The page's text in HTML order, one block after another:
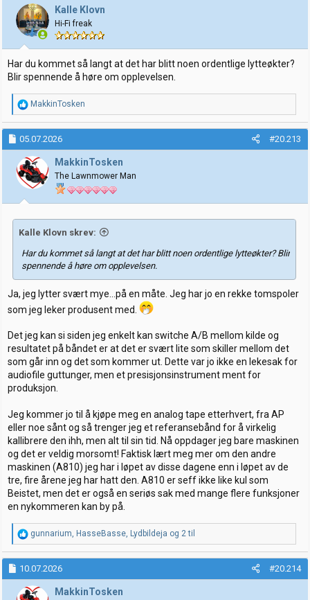
j
o
n
e
r
:
Kalle Klovn
Hi-Fi freak
Har du kommet så langt at det har blitt noen ordentlige lytteøkter?
Blir spennende å høre om opplevelsen.
R
e
a
k
j
o
n
e
r
MakkinTosken
05.07.2026 #20.213
MakkinTosken
The Lawnmower Man
Kalle Klovn skrev:
Har du kommet så langt at det har blitt noen ordentlige lytteøkter? Blir
spennende å høre om opplevelsen.
Ja, jeg lytter svært mye...på en måte. Jeg har jo en rekke tomspoler
som jeg leker produsent med.
Det jeg kan si siden jeg enkelt kan switche A/B mellom kilde og
resultatet på båndet er at det er svært lite som skiller mellom det
som går inn og det som kommer ut. Dette var jo ikke en lekesak for
audiofile guttunger, men et presisjonsinstrument ment for
produksjon.
Jeg kommer jo til å kjøpe meg en analog tape etterhvert, fra AP
eller noe sånt og så trenger jeg et referansebånd for å virkelig
kallibrere den ihh, men alt til sin tid. Nå oppdager jeg bare maskinen
og det er veldig morsomt! Faktisk lært meg mer om den andre
maskinen (A810) jeg har i løpet av disse dagene enn i løpet av de
tre, fire årene jeg har hatt den. A810 er seff ikke like kul som
Beistet, men det er også en seriøs sak med mange flere funksjoner
en nykommeren kan by på.
R
e
a
k
s
j
gunnarium, HasseBasse, Lydbildeja og 2 til
10.07.2026 #20.214
MakkinTosken